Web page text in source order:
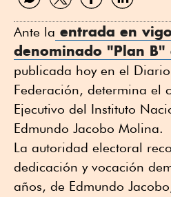
Ante la entrada en
denominado "Plan B"
publicada hoy en el
Federación, determina el
Ejecutivo del Instituto
Edmundo Jacobo Molina.
La autoridad electoral
dedicación y vocación
años, de Edmundo